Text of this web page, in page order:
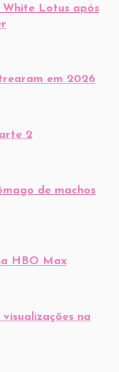
Lotus após
em 2026
2
de machos
HBO Max
na